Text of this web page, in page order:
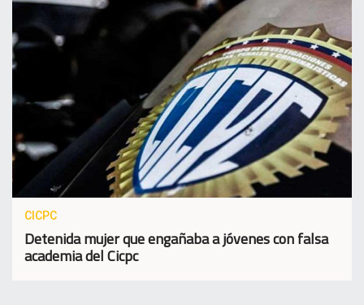
CICPC
Detenida mujer que engañaba a jóvenes con falsa
academia del Cicpc